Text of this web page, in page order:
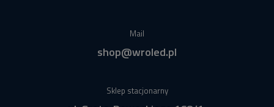
Mail
shop@wroled.pl
Sklep stacjonarny